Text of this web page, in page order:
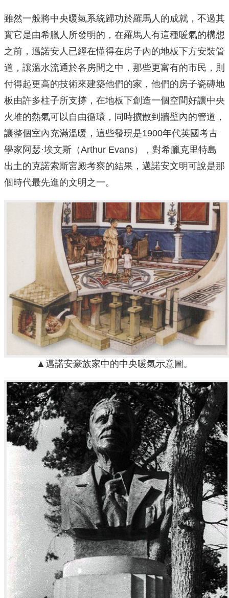
雖然一般將中央暖氣系統歸功於羅馬人的成就，不過其
實它是由希臘人所發明的，在羅馬人有這種暖氣的構想
之前，邁諾安人已經在懂得在房子內的地板下方安裝管
道，讓溫水流通於各房間之中，那些更富有的市民，則
付得起更高的技術來建築他們的家，他們的房子瓷磚地
板由許多柱子所支撐，在地板下創造一個空間好讓中央
火堆的熱氣可以自由循環，同時擴散到牆壁內的管道，
讓整個室內充滿溫暖，這些發現是1900年代英國考古
學家阿瑟·埃文斯（Arthur Evans），對希臘克里特島
出土的克諾索斯宮殿考察的結果，邁諾安文明可說是那
個時代最先進的文明之一。
▲邁諾安豪族家中的中央暖氣示意圖。